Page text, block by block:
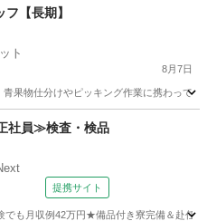
【長期】
ト
8月7日
果物仕分けやピッキング作業に携わって
時給
社員≫検査・検品
提携サイト
でも月収例42万円★備品付き寮完備＆赴